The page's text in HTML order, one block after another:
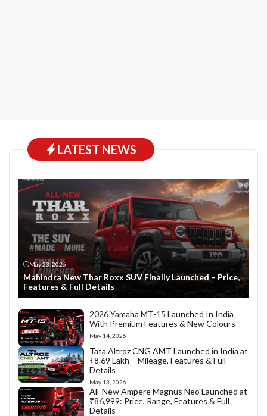
LATEST NEWS
May 23, 2026
Mahindra New Thar Roxx SUV Finally Launched – Price,
Features & Full Details
2026 Yamaha MT-15 Launched In India
With Premium Features & New Colours
May 14, 2026
Tata Altroz CNG AMT Launched in India at
₹8.69 Lakh – Mileage, Features & Full
Details
May 13, 2026
All-New Ampere Magnus Neo Launched at
₹86,999: Price, Range, Features & Full
Details